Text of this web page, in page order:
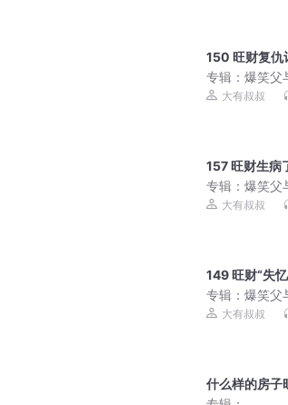
150 旺财复仇
专辑： 爆笑父
笑话 | 睡前故
大有叔叔
157 旺财生病
专辑： 爆笑父
笑话 | 睡前故
大有叔叔
149 旺财“失
专辑： 爆笑父
笑话 | 睡前故
大有叔叔
什么样的房子